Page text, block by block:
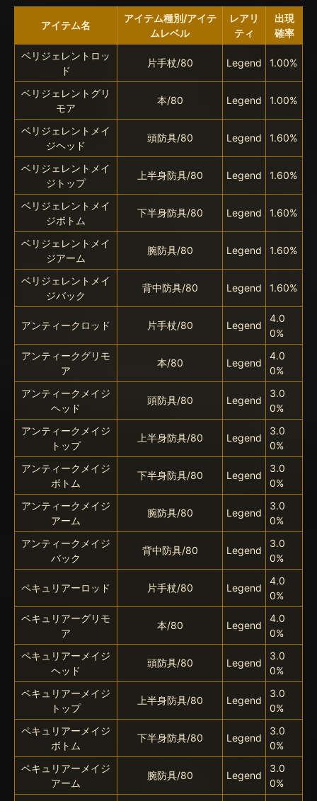
アイテム名
アイテム種別/アイテ
ムレベル
レアリ
ティ
出現
確率
ベリジェレントロッ
ド
片手杖/80 Legend 1.00%
ベリジェレントグリ
モア
本/80 Legend 1.00%
ベリジェレントメイ
ジヘッド
頭防具/80 Legend 1.60%
ベリジェレントメイ
ジトップ
上半身防具/80 Legend 1.60%
ベリジェレントメイ
ジボトム
下半身防具/80 Legend 1.60%
ベリジェレントメイ
ジアーム
腕防具/80 Legend 1.60%
ベリジェレントメイ
ジバック
背中防具/80 Legend 1.60%
アンティークロッド 片手杖/80 Legend
4.0
0%
アンティークグリモ
ア
本/80 Legend
4.0
0%
アンティークメイジ
ヘッド
頭防具/80 Legend
3.0
0%
アンティークメイジ
トップ
上半身防具/80 Legend
3.0
0%
アンティークメイジ
ボトム
下半身防具/80 Legend
3.0
0%
アンティークメイジ
アーム
腕防具/80 Legend
3.0
0%
アンティークメイジ
バック
背中防具/80 Legend
3.0
0%
ペキュリアーロッド 片手杖/80 Legend
4.0
0%
ペキュリアーグリモ
ア
本/80 Legend
4.0
0%
ペキュリアーメイジ
ヘッド
頭防具/80 Legend
3.0
0%
ペキュリアーメイジ
トップ
上半身防具/80 Legend
3.0
0%
ペキュリアーメイジ
ボトム
下半身防具/80 Legend
3.0
0%
ペキュリアーメイジ
アーム
腕防具/80 Legend
3.0
0%